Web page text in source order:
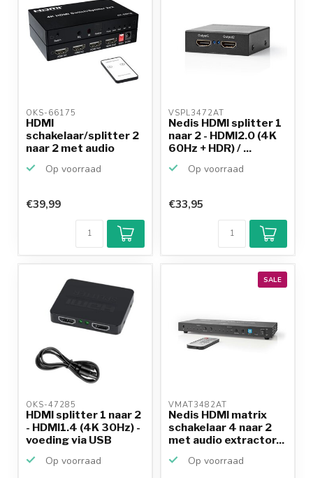
OKS-66175
HDMI
schakelaar/splitter 2
naar 2 met audio
Op voorraad
€39,99
VSPL3472AT
Nedis HDMI splitter 1
naar 2 - HDMI2.0 (4K
60Hz + HDR) / ...
Op voorraad
€33,95
OKS-47285
HDMI splitter 1 naar 2
- HDMI1.4 (4K 30Hz) -
voeding via USB
Op voorraad
SALE
VMAT3482AT
Nedis HDMI matrix
schakelaar 4 naar 2
met audio extractor...
Op voorraad